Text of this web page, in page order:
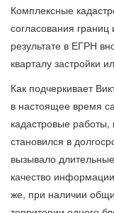
Комплексные
согласования
результате в ЕГРН
кварталу застройки
Как подчеркивает
в настоящее время
кадастровые работы,
становился в
вызывало
качество
же, при наличии